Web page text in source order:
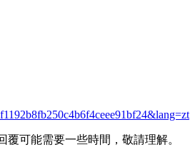
可能需要一些時間，敬請理解。